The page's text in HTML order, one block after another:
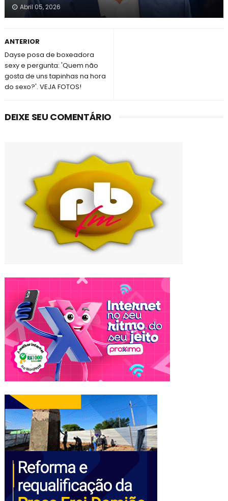
Abril 05, 2026
ANTERIOR
Dayse posa de boxeadora
sexy e pergunta: 'Quem não
gosta de uns tapinhas na hora
do sexo?'. VEJA FOTOS!
DEIXE SEU COMENTÁRIO